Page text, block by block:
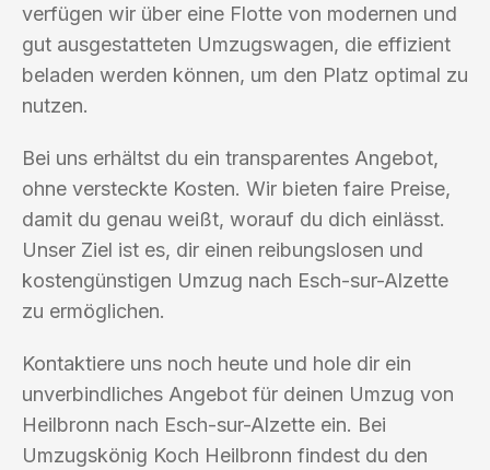
verfügen wir über eine Flotte von modernen und
gut ausgestatteten Umzugswagen, die effizient
beladen werden können, um den Platz optimal zu
nutzen.
Bei uns erhältst du ein transparentes Angebot,
ohne versteckte Kosten. Wir bieten faire Preise,
damit du genau weißt, worauf du dich einlässt.
Unser Ziel ist es, dir einen reibungslosen und
kostengünstigen Umzug nach Esch-sur-Alzette
zu ermöglichen.
Kontaktiere uns noch heute und hole dir ein
unverbindliches Angebot für deinen Umzug von
Heilbronn nach Esch-sur-Alzette ein. Bei
Umzugskönig Koch Heilbronn findest du den